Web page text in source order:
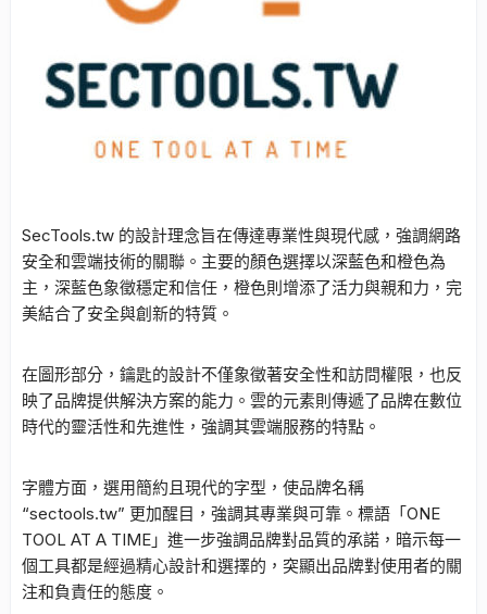
SecTools.tw 的設計理念旨在傳達專業性與現代感，強調網路
安全和雲端技術的關聯。主要的顏色選擇以深藍色和橙色為
主，深藍色象徵穩定和信任，橙色則增添了活力與親和力，完
美結合了安全與創新的特質。
在圖形部分，鑰匙的設計不僅象徵著安全性和訪問權限，也反
映了品牌提供解決方案的能力。雲的元素則傳遞了品牌在數位
時代的靈活性和先進性，強調其雲端服務的特點。
字體方面，選用簡約且現代的字型，使品牌名稱
“sectools.tw” 更加醒目，強調其專業與可靠。標語「ONE
TOOL AT A TIME」進一步強調品牌對品質的承諾，暗示每一
個工具都是經過精心設計和選擇的，突顯出品牌對使用者的關
注和負責任的態度。